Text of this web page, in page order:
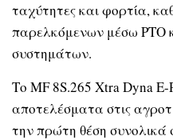
ταχύτητες και φορτία,
παρελκόμενων μέσω PTO
συστημάτων.
Το MF 8S.265 Xtra Dyna E-
αποτελέσματα στις
την πρώτη θέση συνολικά